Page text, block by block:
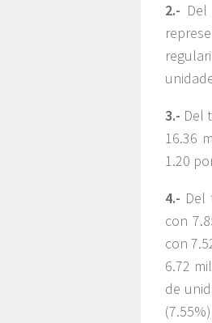
2.-
3.- Del
16.36
1.20
4.- Del
con
con
6.72
de